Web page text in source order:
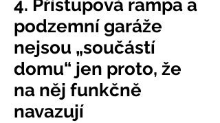
4. Přístupová rampa a
podzemní garáže
nejsou „součástí
domu“ jen proto, že
na něj funkčně
navazují